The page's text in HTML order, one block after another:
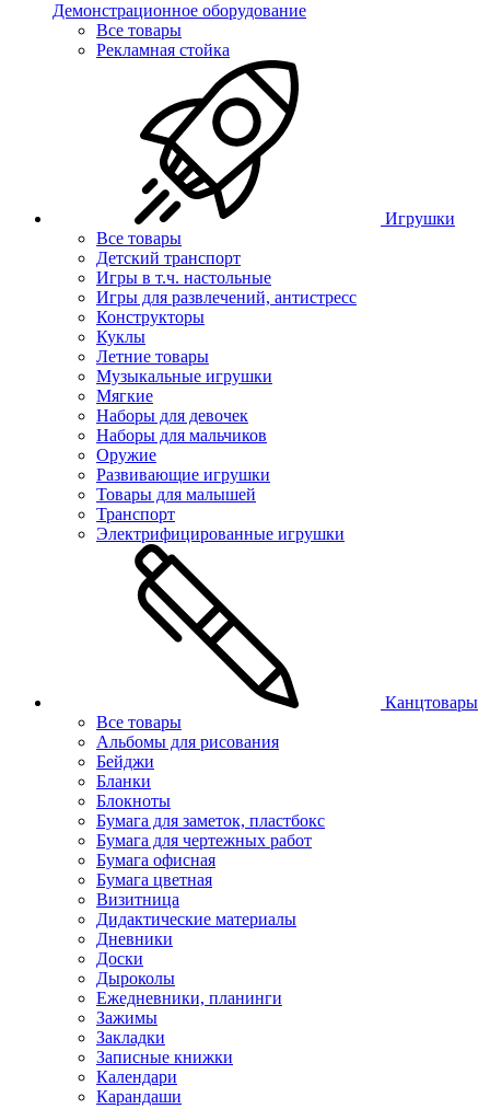
Демонстрационное оборудование
Все товары
Рекламная стойка
Игрушки
Все товары
Детский транспорт
Игры в т.ч. настольные
Игры для развлечений, антистресс
Конструкторы
Куклы
Летние товары
Музыкальные игрушки
Мягкие
Наборы для девочек
Наборы для мальчиков
Оружие
Развивающие игрушки
Товары для малышей
Транспорт
Электрифицированные игрушки
Канцтовары
Все товары
Альбомы для рисования
Бейджи
Бланки
Блокноты
Бумага для заметок, пластбокс
Бумага для чертежных работ
Бумага офисная
Бумага цветная
Визитница
Дидактические материалы
Дневники
Доски
Дыроколы
Ежедневники, планинги
Зажимы
Закладки
Записные книжки
Календари
Карандаши